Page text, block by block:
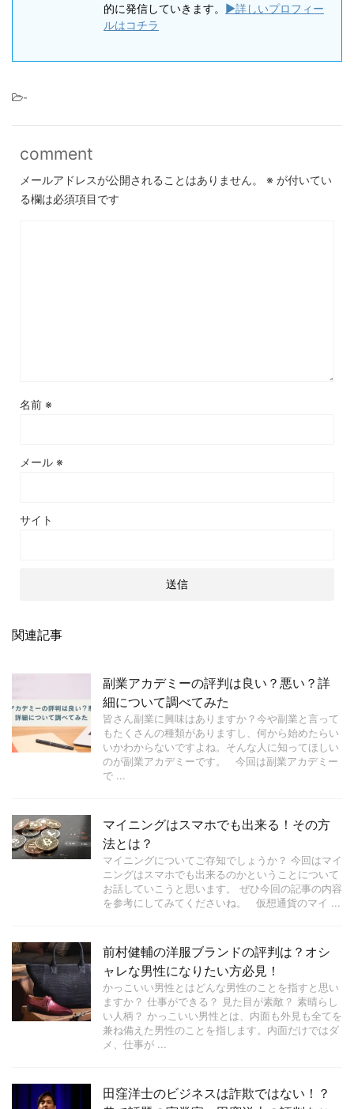
的に発信していきます。 ▶詳しいプロフィー
ルはコチラ
-
comment
メールアドレスが公開されることはありません。 ※ が付いてい
る欄は必須項目です
名前 ※
メール ※
サイト
関連記事
副業アカデミーの評判は良い？悪い？詳
細について調べてみた
皆さん副業に興味はありますか？今や副業と言って
もたくさんの種類がありますし、何から始めたらい
いかわからないですよね。そんな人に知ってほしい
のが副業アカデミーです。 今回は副業アカデミー
で ...
マイニングはスマホでも出来る！その方
法とは？
マイニングについてご存知でしょうか？ 今回はマイ
ニングはスマホでも出来るのかということについて
お話していこうと思います。 ぜひ今回の記事の内容
を参考にしてみてくださいね。 仮想通貨のマイ ...
前村健輔の洋服ブランドの評判は？オシ
ャレな男性になりたい方必見！
かっこいい男性とはどんな男性のことを指すと思い
ますか？ 仕事ができる？ 見た目が素敵？ 素晴らし
い人柄？ かっこいい男性とは、内面も外見も全てを
兼ね備えた男性のことを指します。内面だけではダ
メ、仕事が ...
田窪洋士のビジネスは詐欺ではない！？